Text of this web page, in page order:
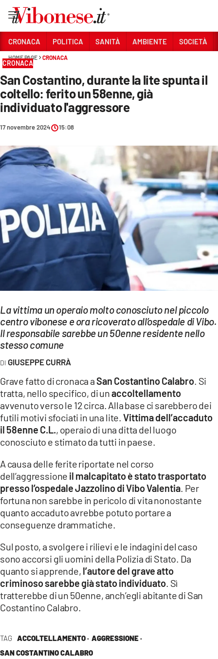
Sezioni
CRONACA
POLITICA
SOCIETÀ
ECONOMIA E LAVORO
EVENTI
SPORT
Streaming
LAC TV
LAC NETWORK
LAC ONAIR
LaC
LACPLAY.IT
LACTV.IT
LACONAIR.IT
LACITYMAG.IT
ILREGGINO.IT
COSENZACHANNEL.IT
ILVIBONESE.IT
CATANZAROCHANNEL.IT
LACAPITALENEWS.IT
App
ANDROID
CRONACA POLITICA SANITÀ AMBIENTE SOCIETÀ
HOME PAGE CRONACA
CRONACA
San Costantino, durante la lite spunta il
coltello: ferito un 58enne, già
individuato l'aggressore
17 novembre 2024 15:08
La vittima un operaio molto conosciuto nel piccolo
centro vibonese e ora ricoverato all’ospedale di Vibo.
Il responsabile sarebbe un 50enne residente nello
stesso comune
GIUSEPPE CURRÀ
TAG ACCOLTELLAMENTO · AGGRESSIONE ·
SAN COSTANTINO CALABRO
Grave fatto di cronaca aSan Costantino Calabro. Si
tratta, nello specifico, di unaccoltellamento
avvenuto verso le 12 circa. Alla base ci sarebbero dei
futili motivi sfociati in una lite. Vittima dell’accaduto
il 58enne C.L., operaio di una ditta del luogo
conosciuto e stimato da tutti in paese.
A causa delle ferite riportate nel corso
dell’aggressione il malcapitato è stato trasportato
presso l’ospedale Jazzolino di Vibo Valentia. Per
fortuna non sarebbe in pericolo di vita nonostante
quanto accaduto avrebbe potuto portare a
conseguenze drammatiche.
Sul posto, a svolgere i rilievi e le indagini del caso
sono accorsi gli uomini della Polizia di Stato. Da
quanto si apprende, l’autore del grave atto
criminoso sarebbe già stato individuato. Sì
tratterebbe di un 50enne, anch’egli abitante di San
Costantino Calabro.